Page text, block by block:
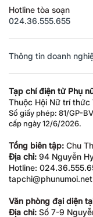
Hotline tòa soạn
024.36.555.655
Thông tin doanh
Tạp chí điện tử Phụ
Thuộc Hội Nữ trí thức
Số giấy phép: 81/GP-
cấp ngày 12/6/2026.
Tổng biên tập: Chu
Địa chỉ: 94 Nguyễn
Hotline:
Văn phòng đại diện
Địa chỉ: Số 7-9